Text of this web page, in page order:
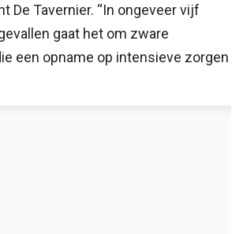
De Tavernier. “In ongeveer vijf
gaat het om zware
een opname op intensieve zorgen